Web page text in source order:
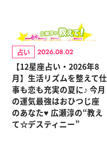
占い 2026.08.02
【12星座占い・2026年8
月】生活リズムを整えて仕
事も恋も充実の夏に♪ 今月
の運気最強はおひつじ座
のあなた♥ 広瀬淳の“教え
て☆デスティニー”